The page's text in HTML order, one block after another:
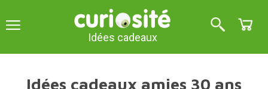
Idées cadeaux
Idées cadeaux amies 30 ans